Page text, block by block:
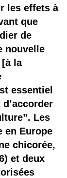
les effets à
que
de
nouvelle
[à la
essentiel
Les
en Europe
chicorée,
et deux